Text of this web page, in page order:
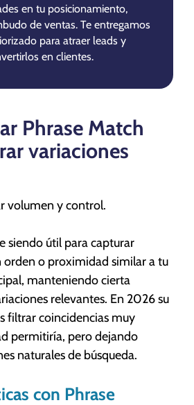
en tu posicionamiento,
de ventas. Te entregamos
para atraer leads y
en clientes.
Phrase Match
variaciones
volumen y control.
siendo útil para capturar
orden o proximidad similar a tu
manteniendo cierta
relevantes. En 2026 su
filtrar coincidencias muy
permitiría, pero dejando
naturales de búsqueda.
con Phrase